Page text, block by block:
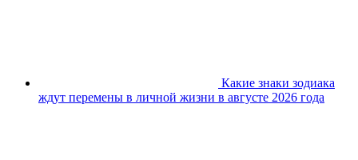
Какие знаки зодиака
ждут перемены в личной жизни в августе 2026 года